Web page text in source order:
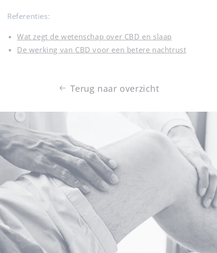
Referenties:
Wat zegt de wetenschap over CBD en slaap
De werking van CBD voor een betere nachtrust
Terug naar overzicht